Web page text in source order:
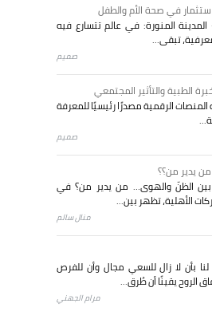
في صحة الأم والطفل
المنورة: في عالم تتسارع فيه
تبقى...
صميم
الطبية والتأثير المجتمعي
الرقمية مصدرًا رئيسيًا للمعرفة
صميم
يدير من؟؟
بين الظنّ والهوى… من يدير من؟ في
الأهلية، تظهر بين...
منال سالم
بأن لا زال للسعي مجال وأن للفرص
الروح يقينًا أن طُرق...
مرام الجهني